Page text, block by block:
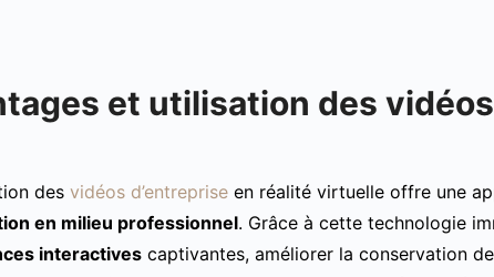
et utilisation des vidéos
des vidéos d’entreprise en réalité virtuelle offre une
en milieu professionnel. Grâce à cette technologie
interactives captivantes, améliorer la conservation